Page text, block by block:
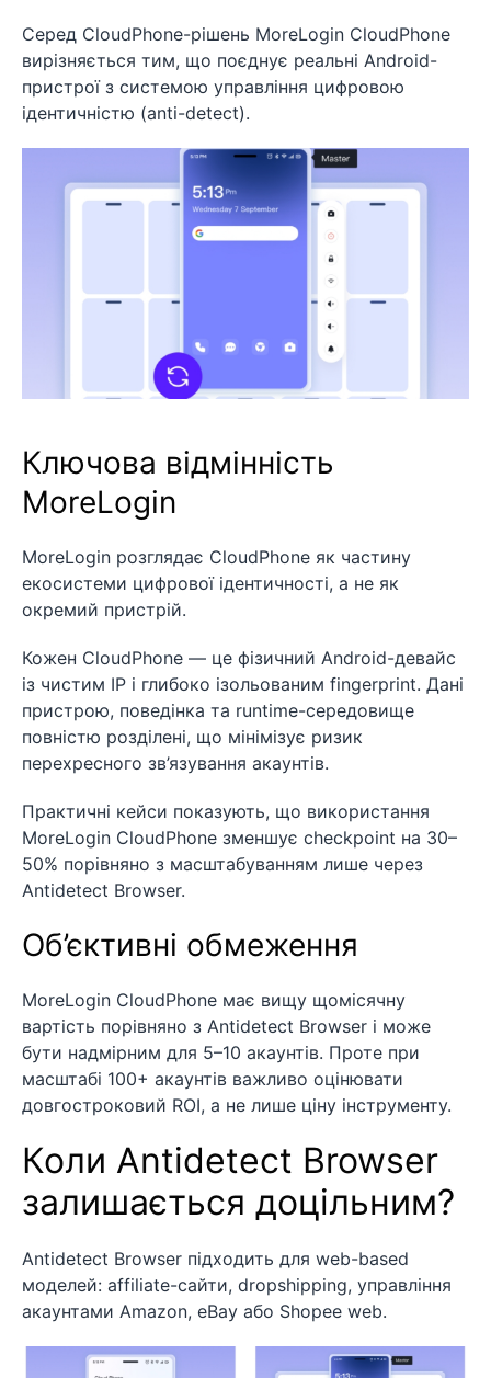
Серед CloudPhone-рішень MoreLogin CloudPhone
вирізняється тим, що поєднує реальні Android-
пристрої з системою управління цифровою
ідентичністю (anti-detect).
Ключова відмінність
MoreLogin
MoreLogin розглядає CloudPhone як частину
екосистеми цифрової ідентичності, а не як
окремий пристрій.
Кожен CloudPhone — це фізичний Android-девайс
із чистим IP і глибоко ізольованим fingerprint. Дані
пристрою, поведінка та runtime-середовище
повністю розділені, що мінімізує ризик
перехресного зв’язування акаунтів.
Практичні кейси показують, що використання
MoreLogin CloudPhone зменшує checkpoint на 30–
50% порівняно з масштабуванням лише через
Antidetect Browser.
Об’єктивні обмеження
MoreLogin CloudPhone має вищу щомісячну
вартість порівняно з Antidetect Browser і може
бути надмірним для 5–10 акаунтів. Проте при
масштабі 100+ акаунтів важливо оцінювати
довгостроковий ROI, а не лише ціну інструменту.
Коли Antidetect Browser
залишається доцільним?
Antidetect Browser підходить для web-based
моделей: affiliate-сайти, dropshipping, управління
акаунтами Amazon, eBay або Shopee web.